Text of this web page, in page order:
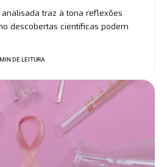
traz à tona reflexões
descobertas científicas podem
DE LEITURA